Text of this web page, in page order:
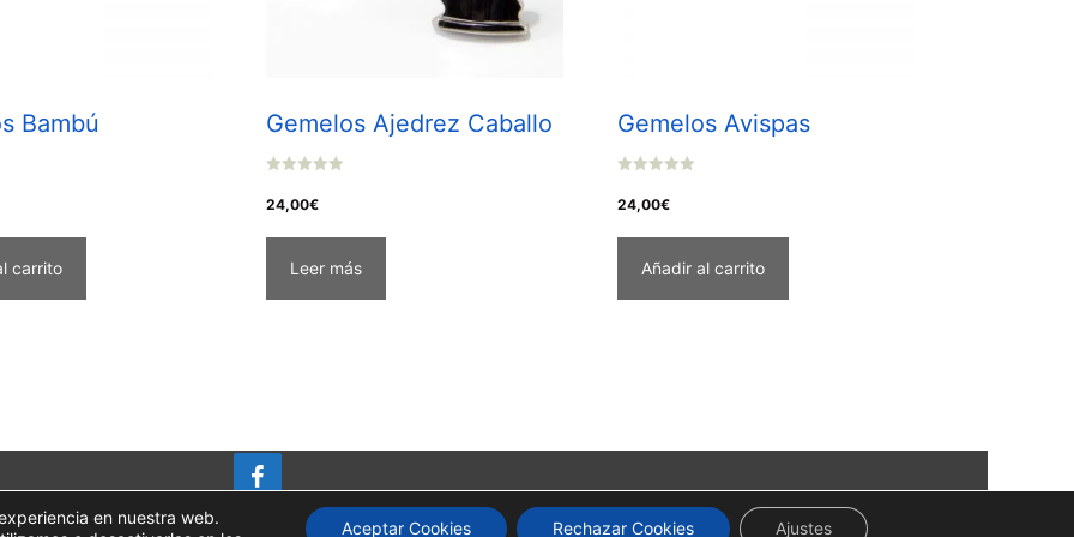
Bambú
carrito
Gemelos Ajedrez Caballo
o
u
o
24,00€
Leer más
Gemelos Avispas
o
u
o
24,00€
Añadir al carrito
en nuestra web.
Aceptar Cookies Rechazar Cookies Ajustes